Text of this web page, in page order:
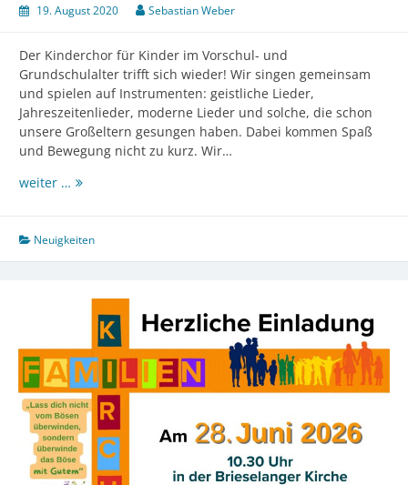
19. August 2020 Sebastian Weber
Der Kinderchor für Kinder im Vorschul- und
Grundschulalter trifft sich wieder! Wir singen gemeinsam
und spielen auf Instrumenten: geistliche Lieder,
Jahreszeitenlieder, moderne Lieder und solche, die schon
unsere Großeltern gesungen haben. Dabei kommen Spaß
und Bewegung nicht zu kurz. Wir…
weiter … Kinderchor
wieder
Neuigkeiten